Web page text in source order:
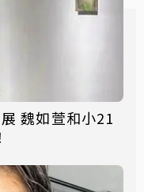
魏如萱和小21